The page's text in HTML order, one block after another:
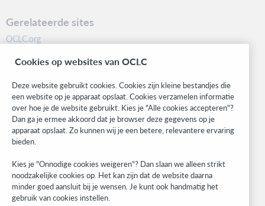
Gerelateerde sites
OCLC.org
Community
Research
WebJunction
Developer Network
Blijf op de hoogte
Ontvang de laatste informatie over onze producten, onderzoeken,
evenementen en nog veel meer.
Ik meld me aan
Cookies op websites van OCLC
Deze website gebruikt cookies. Cookies zijn kleine bestandjes die
een website op je apparaat opslaat. Cookies verzamelen informatie
over hoe je de website gebruikt. Kies je "Alle cookies accepteren"?
Dan ga je ermee akkoord dat je browser deze gegevens op je
apparaat opslaat. Zo kunnen wij je een betere, relevantere ervaring
bieden.
Kies je "Onnodige cookies weigeren"? Dan slaan we alleen strikt
noodzakelijke cookies op. Het kan zijn dat de website daarna
minder goed aansluit bij je wensen. Je kunt ook handmatig het
gebruik van cookies instellen.